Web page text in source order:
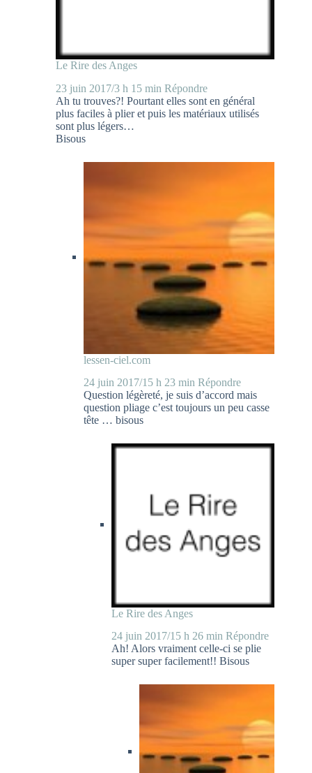
Le Rire des Anges
23 juin 2017/3 h 15 min Répondre
Ah tu trouves?! Pourtant elles sont en général
plus faciles à plier et puis les matériaux utilisés
sont plus légers…
Bisous
lessen-ciel.com
24 juin 2017/15 h 23 min Répondre
Question légèreté, je suis d’accord mais
question pliage c’est toujours un peu casse
tête … bisous
Le Rire des Anges
24 juin 2017/15 h 26 min Répondre
Ah! Alors vraiment celle-ci se plie
super super facilement!! Bisous